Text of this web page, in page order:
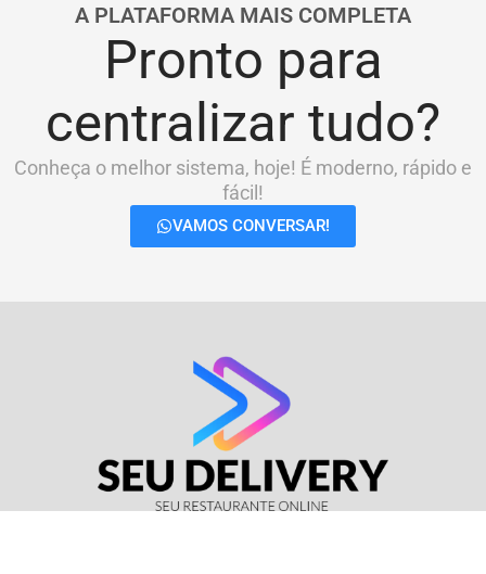
A PLATAFORMA MAIS COMPLETA
Pronto para
centralizar tudo?
Conheça o melhor sistema, hoje! É moderno, rápido e
fácil!
VAMOS CONVERSAR!